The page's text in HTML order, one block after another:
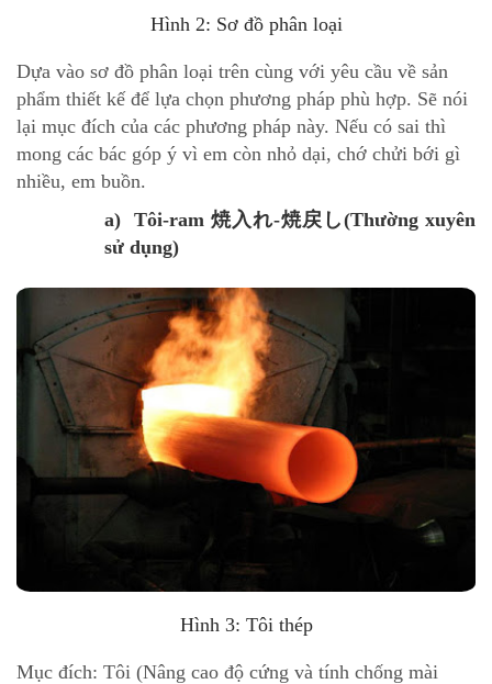
Hình 2: Sơ đồ phân loại
Dựa vào sơ đồ phân loại trên cùng với yêu cầu về sản
phẩm thiết kế để lựa chọn phương pháp phù hợp. Sẽ nói
lại mục đích của các phương pháp này. Nếu có sai thì
mong các bác góp ý vì em còn nhỏ dại, chớ chửi bới gì
nhiều, em buồn.
a) Tôi-ram 焼入れ-焼戻し(Thường xuyên
sử dụng)
Hình 3: Tôi thép
Mục đích: Tôi (Nâng cao độ cứng và tính chống mài